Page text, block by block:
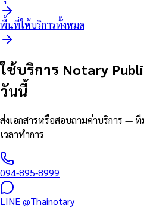
พื้นที่ให้บริการทั้งหมด
ใช้บริการ Notary
วันนี้
ส่งเอกสารหรือสอบถามค่าบริการ —
เวลาทำการ
094-895-8999
LINE@Thainotary